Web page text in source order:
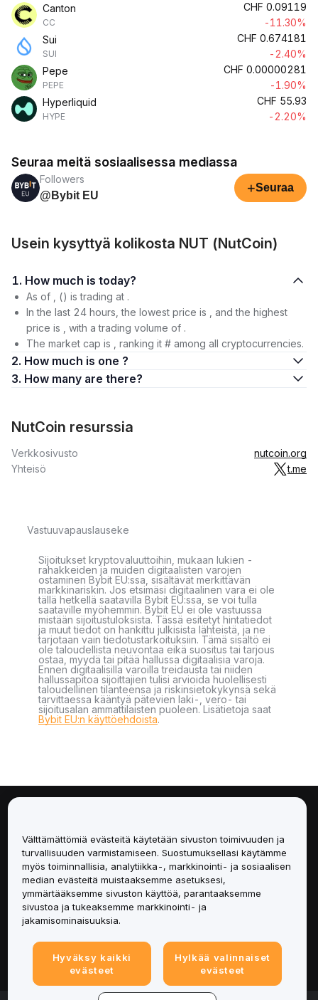
Canton
CC
CHF 0.09119
-11.30%
Sui
SUI
CHF 0.674181
-2.40%
Pepe
PEPE
CHF 0.00000281
-1.90%
Hyperliquid
HYPE
CHF 55.93
-2.20%
Seuraa meitä sosiaalisessa mediassa
Followers
@Bybit EU
+Seuraa
Usein kysyttyä kolikosta NUT (NutCoin)
1. How much is today?
As of , () is trading at .
In the last 24 hours, the lowest price is , and the highest
price is , with a trading volume of .
The market cap is , ranking it # among all cryptocurrencies.
2. How much is one ?
3. How many are there?
NutCoin resurssia
Verkkosivusto
nutcoin.org
Yhteisö
t.me
Vastuuvapauslauseke
Sijoitukset kryptovaluuttoihin, mukaan lukien -
rahakkeiden ja muiden digitaalisten varojen
ostaminen Bybit EU:ssa, sisältävät merkittävän
markkinariskin. Jos etsimäsi digitaalinen vara ei ole
tällä hetkellä saatavilla Bybit EU:ssa, se voi tulla
saataville myöhemmin. Bybit EU ei ole vastuussa
mistään sijoitustuloksista. Tässä esitetyt hintatiedot
ja muut tiedot on hankittu julkisista lähteistä, ja ne
tarjotaan vain tiedotustarkoituksiin. Tämä sisältö ei
ole taloudellista neuvontaa eikä suositus tai tarjous
ostaa, myydä tai pitää hallussa digitaalisia varoja.
Ennen digitaalisilla varoilla treidausta tai niiden
hallussapitoa sijoittajien tulisi arvioida huolellisesti
taloudellinen tilanteensa ja riskinsietokykynsä sekä
tarvittaessa kääntyä pätevien laki-, vero- tai
sijoitusalan ammattilaisten puoleen. Lisätietoja saat
Bybit EU:n käyttöehdoista.
Palvelut
Tuki
Tuotteet
Lakiasiat
Välttämättömiä evästeitä käytetään sivuston toimivuuden ja
turvallisuuden varmistamiseen. Suostumuksellasi käytämme
myös toiminnallisia, analytiikka-, markkinointi- ja sosiaalisen
median evästeitä muistaaksemme asetuksesi,
ymmärtääksemme sivuston käyttöä, parantaaksemme
sivustoa ja tukeaksemme markkinointi- ja
jakamisominaisuuksia.
Hyväksy kaikki
evästeet
Hylkää valinnaiset
evästeet